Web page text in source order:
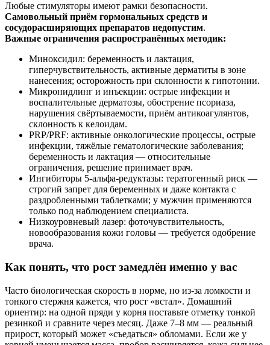
Любые стимуляторы имеют рамки безопасности.
Самовольный приём гормональных средств и
сосудорасширяющих препаратов недопустим.
Важные ограничения распространённых методик:
Миноксидил: беременность и лактация,
гиперчувствительность, активные дерматиты в зоне
нанесения; осторожность при склонности к гипотонии.
Микронидлинг и инъекции: острые инфекции и
воспалительные дерматозы, обострение псориаза,
нарушения свёртываемости, приём антикоагулянтов,
склонность к келоидам.
PRP/PRF: активные онкологические процессы, острые
инфекции, тяжёлые гематологические заболевания;
беременность и лактация — относительные
ограничения, решение принимает врач.
Ингибиторы 5‑альфа‑редуктазы: тератогенный риск —
строгий запрет для беременных и даже контакта с
раздробленными таблетками; у мужчин применяются
только под наблюдением специалиста.
Низкоуровневый лазер: фоточувствительность,
новообразования кожи головы — требуется одобрение
врача.
Как понять, что рост замедлён именно у вас
Часто биологическая скорость в норме, но из‑за ломкости и
тонкого стержня кажется, что рост «встал». Домашний
ориентир: на одной пряди у корня поставьте отметку тонкой
резинкой и сравните через месяц. Даже 7–8 мм — реальный
прирост, который может «съедаться» обломами. Если же у